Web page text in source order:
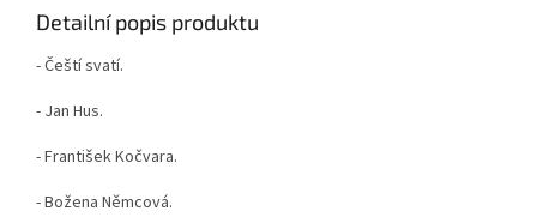
Detailní popis produktu
- Čeští svatí.
- Jan Hus.
- František Kočvara.
- Božena Němcová.